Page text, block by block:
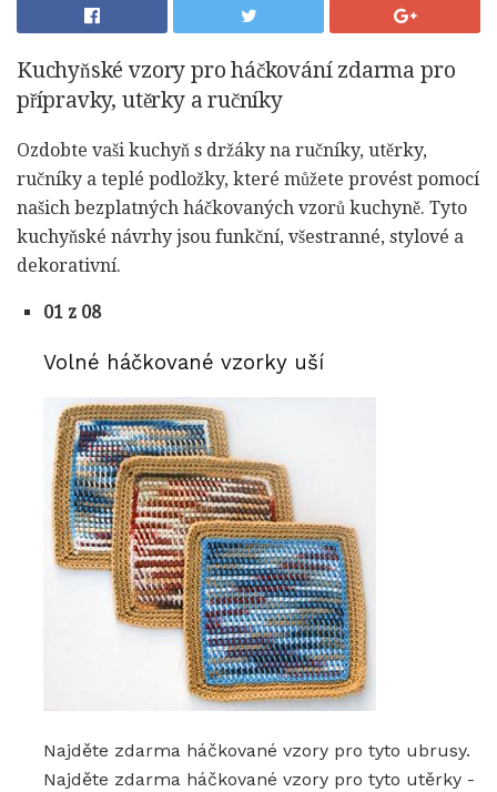
Kuchyňské vzory pro háčkování zdarma pro
přípravky, utěrky a ručníky
Ozdobte vaši kuchyň s držáky na ručníky, utěrky,
ručníky a teplé podložky, které můžete provést pomocí
našich bezplatných háčkovaných vzorů kuchyně. Tyto
kuchyňské návrhy jsou funkční, všestranné, stylové a
dekorativní.
01 z 08
Volné háčkované vzorky uší
Najděte zdarma háčkované vzory pro tyto ubrusy.
Najděte zdarma háčkované vzory pro tyto utěrky -